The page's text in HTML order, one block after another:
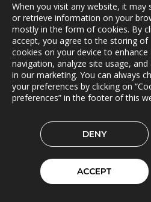
Triona bygger e-tjänst för
2021-08-09
MaserFrakt väljer TRACS Flow
2021-08-05
Nytt uppdrag för Oslo
E.ON Sverige valde Once by
bränsleleveranskedja
2021-06-07
Fraktkedjan AB har driftsatt
When you visit any website, it may
or retrieve information on your
mostly in the form of cookies. By
accept, you agree to the storing of
cookies on your device to enhance
navigation, analyze site usage, and
in our marketing. You can always
your preferences by clicking on
preferences” in the footer of this
DENY
ACCEPT